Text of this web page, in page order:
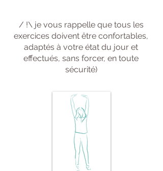
/ !\ je vous rappelle que tous les
exercices doivent être confortables,
adaptés à votre état du jour et
effectués, sans forcer, en toute
sécurité)